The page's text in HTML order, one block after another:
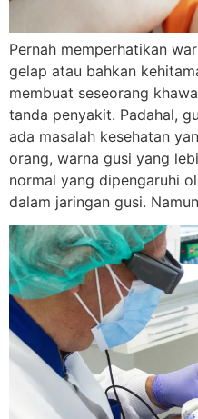
Pernah memperhatikan
gelap atau bahkan
membuat seseorang
tanda penyakit. Padahal,
ada masalah kesehatan
orang, warna gusi yang
normal yang dipengaruhi
dalam jaringan gusi.